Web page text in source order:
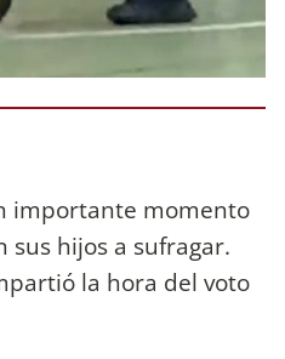
importante momento
sus hijos a sufragar.
la hora del voto